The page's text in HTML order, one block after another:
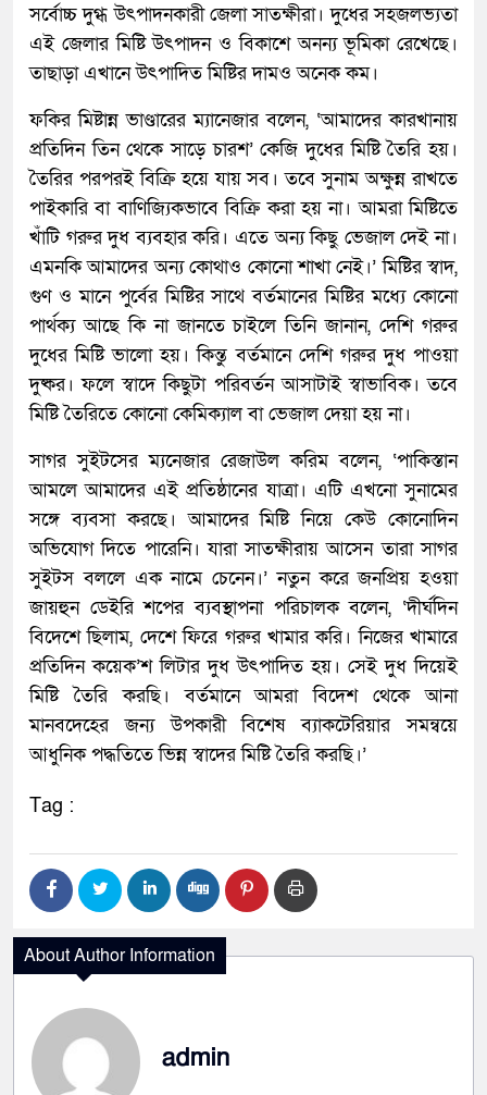
সর্বোচ্চ দুগ্ধ উৎপাদনকারী জেলা সাতক্ষীরা। দুধের সহজলভ্যতা
এই জেলার মিষ্টি উৎপাদন ও বিকাশে অনন্য ভূমিকা রেখেছে।
তাছাড়া এখানে উৎপাদিত মিষ্টির দামও অনেক কম।
ফকির মিষ্টান্ন ভাণ্ডারের ম্যানেজার বলেন, ‘আমাদের কারখানায়
প্রতিদিন তিন থেকে সাড়ে চারশ’ কেজি দুধের মিষ্টি তৈরি হয়।
তৈরির পরপরই বিক্রি হয়ে যায় সব। তবে সুনাম অক্ষুন্ন রাখতে
পাইকারি বা বাণিজ্যিকভাবে বিক্রি করা হয় না। আমরা মিষ্টিতে
খাঁটি গরুর দুধ ব্যবহার করি। এতে অন্য কিছু ভেজাল দেই না।
এমনকি আমাদের অন্য কোথাও কোনো শাখা নেই।’ মিষ্টির স্বাদ,
গুণ ও মানে পুর্বের মিষ্টির সাথে বর্তমানের মিষ্টির মধ্যে কোনো
পার্থক্য আছে কি না জানতে চাইলে তিনি জানান, দেশি গরুর
দুধের মিষ্টি ভালো হয়। কিন্তু বর্তমানে দেশি গরুর দুধ পাওয়া
দুষ্কর। ফলে স্বাদে কিছুটা পরিবর্তন আসাটাই স্বাভাবিক। তবে
মিষ্টি তৈরিতে কোনো কেমিক্যাল বা ভেজাল দেয়া হয় না।
সাগর সুইটসের ম্যনেজার রেজাউল করিম বলেন, ‘পাকিস্তান
আমলে আমাদের এই প্রতিষ্ঠানের যাত্রা। এটি এখনো সুনামের
সঙ্গে ব্যবসা করছে। আমাদের মিষ্টি নিয়ে কেউ কোনোদিন
অভিযোগ দিতে পারেনি। যারা সাতক্ষীরায় আসেন তারা সাগর
সুইটস বললে এক নামে চেনেন।’ নতুন করে জনপ্রিয় হওয়া
জায়হুন ডেইরি শপের ব্যবস্থাপনা পরিচালক বলেন, ‘দীর্ঘদিন
বিদেশে ছিলাম, দেশে ফিরে গরুর খামার করি। নিজের খামারে
প্রতিদিন কয়েক’শ লিটার দুধ উৎপাদিত হয়। সেই দুধ দিয়েই
মিষ্টি তৈরি করছি। বর্তমানে আমরা বিদেশ থেকে আনা
মানবদেহের জন্য উপকারী বিশেষ ব্যাকটেরিয়ার সমন্বয়ে
আধুনিক পদ্ধতিতে ভিন্ন স্বাদের মিষ্টি তৈরি করছি।’
Tag :
About Author Information
admin